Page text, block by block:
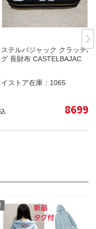
ステルバジャック クラッチバ
グ 長財布 CASTELBAJAC
ストア在庫： 1065
8699